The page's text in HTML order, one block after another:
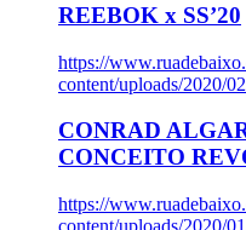
REEBOK x SS’20
https://
content/uploads/2020/
CONRAD
CONCEITO
https://
content/uploads/2020/